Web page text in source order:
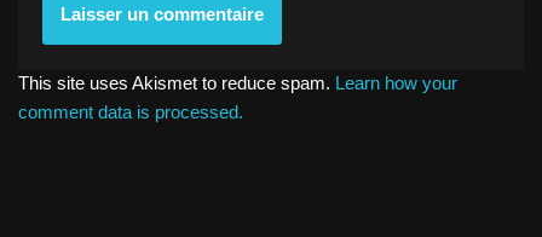
This site uses Akismet to reduce spam. Learn how your
comment data is processed.